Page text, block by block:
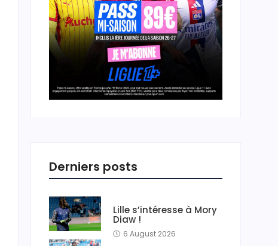
Derniers posts
Lille s’intéresse à Mory
Diaw !
6 August 2026